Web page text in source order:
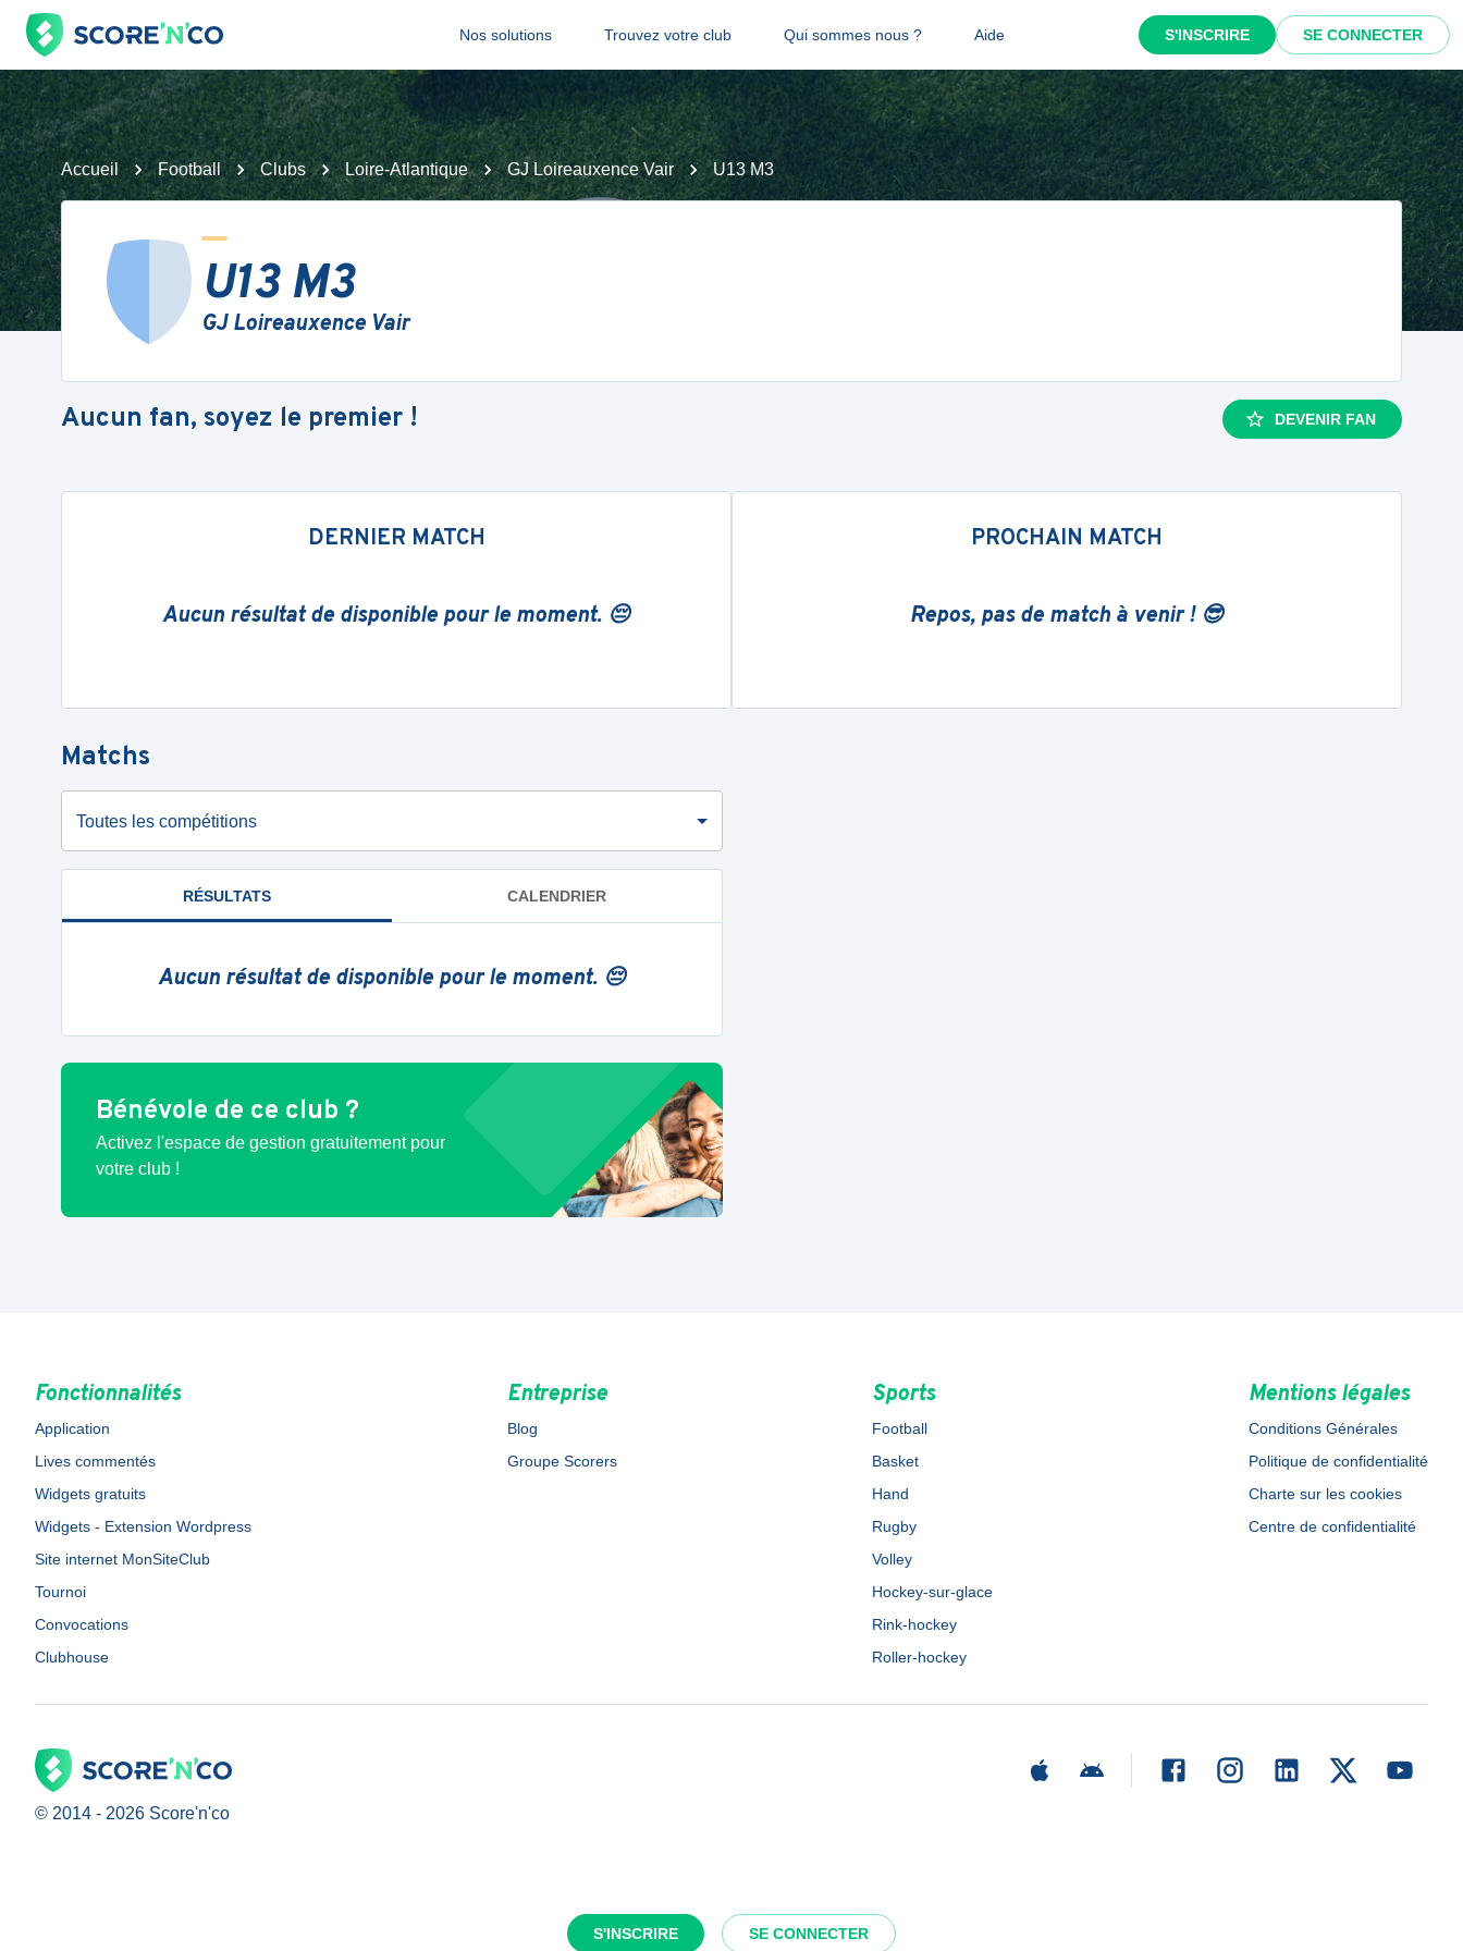
Nos solutions Trouvez votre club Qui sommes nous ? Aide S'INSCRIRE SE CONNECTER
S'INSCRIRE SE CONNECTER
Accueil Football Clubs Loire-Atlantique GJ Loireauxence Vair U13 M3
U13 M3
GJ Loireauxence Vair
Aucun fan, soyez le premier ! DEVENIR FAN
DERNIER MATCH
Aucun résultat de disponible pour le moment. 😔
PROCHAIN MATCH
Repos, pas de match à venir ! 😎
Matchs
Toutes les compétitions
RÉSULTATS CALENDRIER
Aucun résultat de disponible pour le moment. 😔
Bénévole de ce club ?
Activez l'espace de gestion gratuitement pour
votre club !
Fonctionnalités
Application
Lives commentés
Widgets gratuits
Widgets - Extension Wordpress
Site internet MonSiteClub
Tournoi
Convocations
Clubhouse
Entreprise
Blog
Groupe Scorers
Sports
Football
Basket
Hand
Rugby
Volley
Hockey-sur-glace
Rink-hockey
Roller-hockey
Mentions légales
Conditions Générales
Politique de confidentialité
Charte sur les cookies
Centre de confidentialité
© 2014 - 2026 Score'n'co